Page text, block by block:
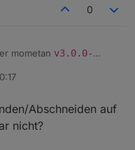
0
mometan v3.0.0-
Abschneiden auf
nicht?